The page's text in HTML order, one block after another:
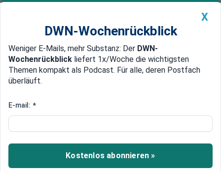
Newsticker MEIN DWN: Geldanlage Premium
Edelmetalle DWN-Magazin China
Neues Jahr, neue Regeln: Was
ändert
Cannabis soll legal werden. Aber 2024 treten
X
DWN-Wochenrückblick
Weniger E-Mails, mehr Substanz: Der DWN-
Wochenrückblick liefert 1x/Woche die wichtigsten
Themen kompakt als Podcast. Für alle, deren Postfach
überläuft.
E-mail: *
Kostenlos abonnieren »